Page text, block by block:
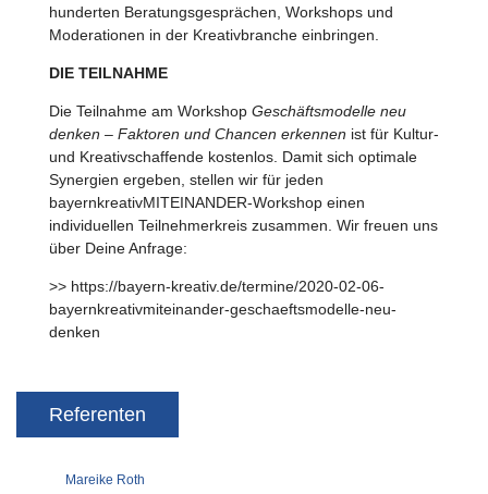
hunderten Beratungsgesprächen, Workshops und
Moderationen in der Kreativbranche einbringen.
DIE TEILNAHME
Die Teilnahme am Workshop Geschäftsmodelle neu
denken – Faktoren und Chancen erkennen ist für Kultur-
und Kreativschaffende kostenlos. Damit sich optimale
Synergien ergeben, stellen wir für jeden
bayernkreativMITEINANDER-Workshop einen
individuellen Teilnehmerkreis zusammen. Wir freuen uns
über Deine Anfrage:
>> https://bayern-kreativ.de/termine/2020-02-06-
bayernkreativmiteinander-geschaeftsmodelle-neu-
denken
Referenten
Mareike Roth